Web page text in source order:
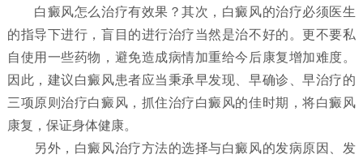
白癜风怎么治疗有效果？其次，白癜风的治疗必须医生
的指导下进行，盲目的进行治疗当然是治不好的。更不要私
自使用一些药物，避免造成病情加重给今后康复增加难度。
因此，建议白癜风患者应当秉承早发现、早确诊、早治疗的
三项原则治疗白癜风，抓住治疗白癜风的佳时期，将白癜风
康复，保证身体健康。
另外，白癜风治疗方法的选择与白癜风的发病原因、发